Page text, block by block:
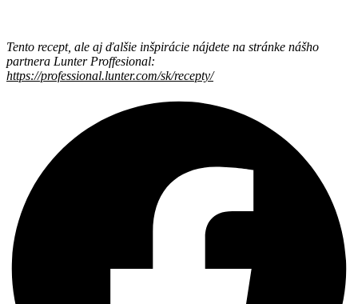
Tento recept, ale aj ďalšie inšpirácie nájdete na stránke nášho
partnera Lunter Proffesional:
https://professional.lunter.com/sk/recepty/